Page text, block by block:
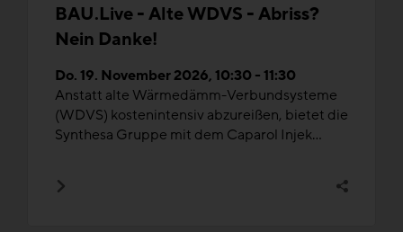
BAU.Live - Alte WDVS - Abriss?
Nein Danke!
Do. 19. November 2026, 10:30 - 11:30
Anstatt alte Wärmedämm-Verbundsysteme
(WDVS) kostenintensiv abzureißen, bietet die
Synthesa Gruppe mit dem Caparol Injek...